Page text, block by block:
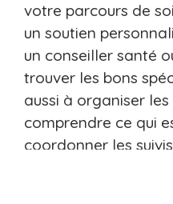
votre parcours de
un soutien
un conseiller santé
trouver les bons
aussi à organiser
comprendre ce qui
coordonner les